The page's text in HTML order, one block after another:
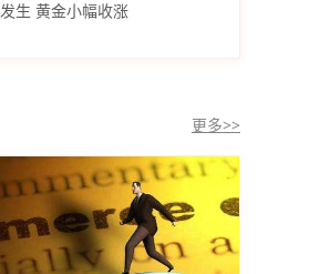
生 黄金小幅收涨
更多>>